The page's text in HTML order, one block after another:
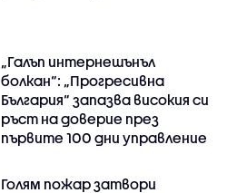
„Галъп интернешънъл
болкан“: „Прогресивна
България“ запазва високия си
ръст на доверие през
първите 100 дни управление
Голям пожар затвори